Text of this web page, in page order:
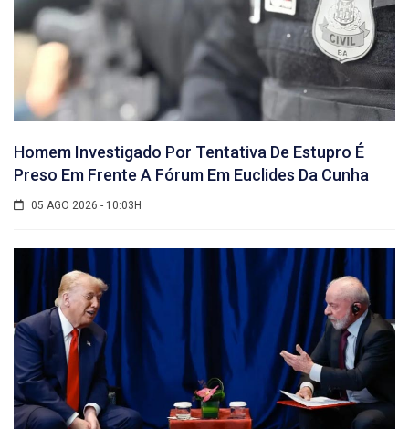
Homem Investigado Por Tentativa De Estupro É
Preso Em Frente A Fórum Em Euclides Da Cunha
05 AGO 2026 - 10:03H